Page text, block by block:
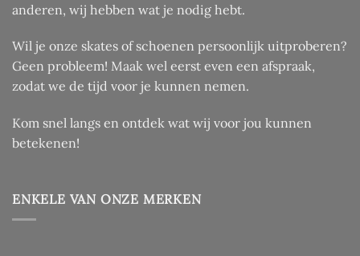
anderen, wij hebben wat je nodig hebt.
Wil je onze skates of schoenen persoonlijk uitproberen?
Geen probleem! Maak wel eerst even een afspraak,
zodat we de tijd voor je kunnen nemen.
Kom snel langs en ontdek wat wij voor jou kunnen
betekenen!
ENKELE VAN ONZE MERKEN